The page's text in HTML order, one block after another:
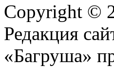
Copyright ©
Редакция
«Багруша»